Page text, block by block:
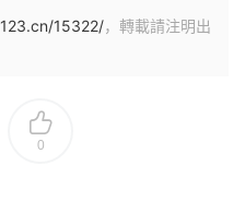
15322/，轉載請注明出
0